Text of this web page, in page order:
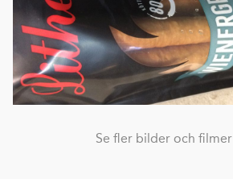
Se fler bilder och filmer